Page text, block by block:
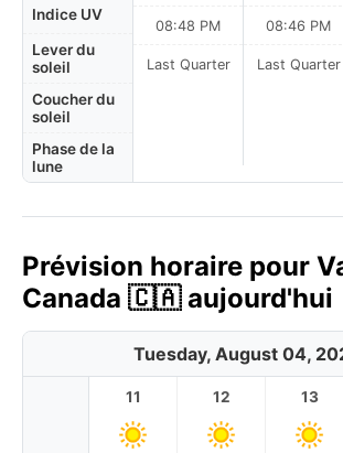
Indice UV
Lever du
soleil
Coucher du
soleil
Phase de la
lune
08:48 PM
Last Quarter
08:46 PM
Last Quarter
Prévision horaire pour
Canada 🇨🇦 aujourd'hui
Tuesday, August 04,
11 12 13